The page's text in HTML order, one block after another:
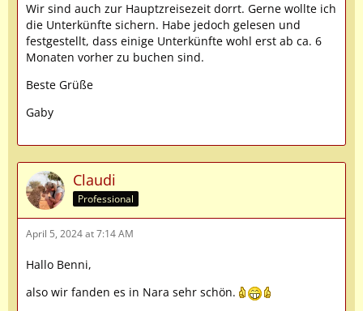
Wir sind auch zur Hauptzreisezeit dorrt. Gerne wollte ich
die Unterkünfte sichern. Habe jedoch gelesen und
festgestellt, dass einige Unterkünfte wohl erst ab ca. 6
Monaten vorher zu buchen sind.
Beste Grüße
Gaby
Claudi
Professional
April 5, 2024 at 7:14 AM
Hallo Benni,
also wir fanden es in Nara sehr schön.